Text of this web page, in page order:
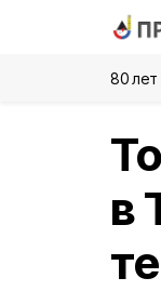
80
в